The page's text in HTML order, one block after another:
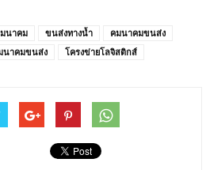
นาคม ขนส่งทางน้ำ
คมนาคมขนส่ง
นาคมขนส่ง โครงข่ายโลจิสติกส์